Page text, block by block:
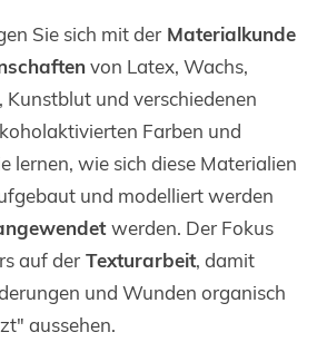
Sie sich mit der Materialkunde
von Latex, Wachs,
Kunstblut und verschiedenen
Farben und
lernen, wie sich diese Materialien
und modelliert werden
werden. Der Fokus
auf der Texturarbeit, damit
und Wunden organisch
aussehen.